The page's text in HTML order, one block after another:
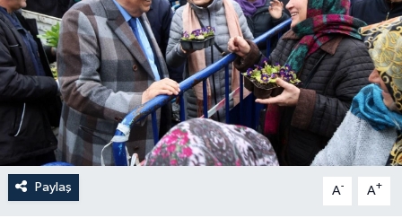
Paylaş A- A+
Mesaj
Dergim
Ulusal